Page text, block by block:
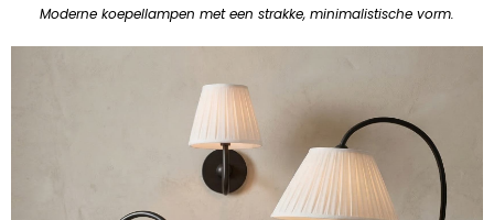
Moderne koepellampen met een strakke, minimalistische vorm.